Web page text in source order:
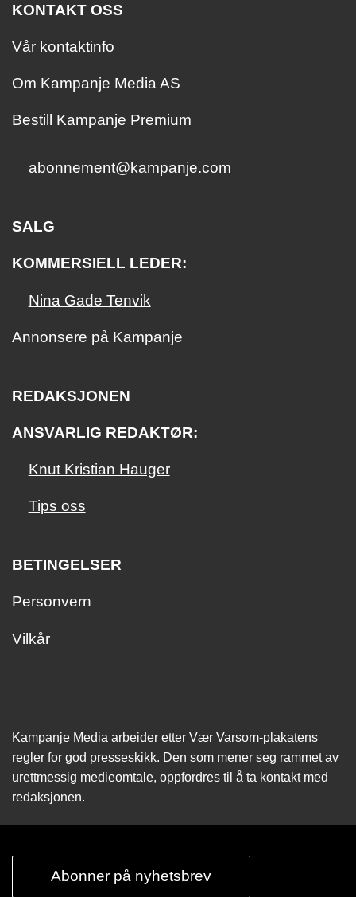
KONTAKT OSS
Vår kontaktinfo
Om Kampanje Media AS
Bestill Kampanje Premium
abonnement@kampanje.com
SALG
KOMMERSIELL LEDER:
Nina Gade Tenvik
Annonsere på Kampanje
REDAKSJONEN
ANSVARLIG REDAKTØR:
Knut Kristian Hauger
Tips oss
BETINGELSER
Personvern
Vilkår
Kampanje Media arbeider etter Vær Varsom-plakatens
regler for god presseskikk. Den som mener seg rammet av
urettmessig medie­omtale, oppfordres til å ta kontakt med
redaksjonen.
Abonner på nyhetsbrev